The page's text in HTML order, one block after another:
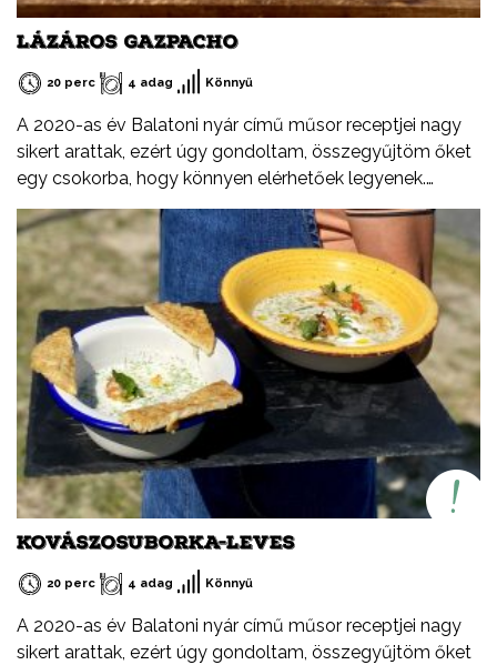
LÁZÁROS GAZPACHO
20 perc 4 adag Könnyű
A 2020-as év Balatoni nyár című műsor receptjei nagy
sikert arattak, ezért úgy gondoltam, összegyűjtöm őket
egy csokorba, hogy könnyen elérhetőek legyenek.
Ezeket a recepteket nem csak nyáron, hanem az év
minden időszakában elkészítheted, mint ahogy a
Balatont is egész évben látogathatod! Jó főzést, és jó
étvágyát kívánok!
KOVÁSZOSUBORKA-LEVES
20 perc 4 adag Könnyű
A 2020-as év Balatoni nyár című műsor receptjei nagy
sikert arattak, ezért úgy gondoltam, összegyűjtöm őket